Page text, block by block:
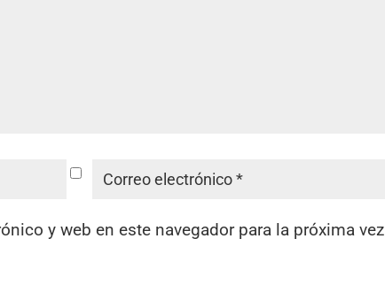
y web en este navegador para la próxima vez